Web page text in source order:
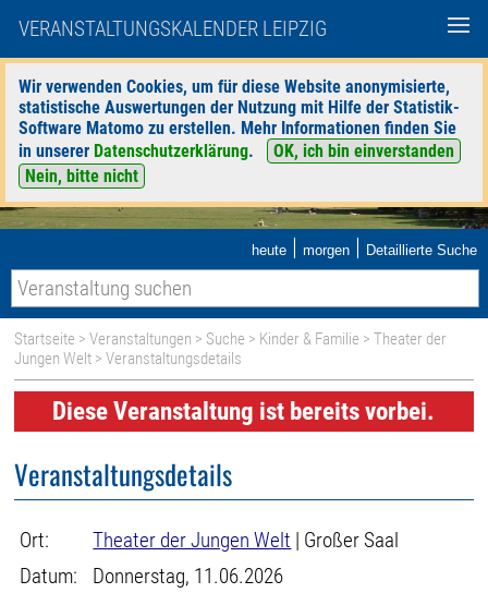
VERANSTALTUNGSKALENDER LEIPZIG
Wir verwenden Cookies, um für diese Website anonymisierte,
statistische Auswertungen der Nutzung mit Hilfe der Statistik-
Software Matomo zu erstellen. Mehr Informationen finden Sie
in unserer Datenschutzerklärung.
OK, ich bin einverstanden
Nein, bitte nicht
heute | morgen | Detaillierte Suche
Startseite >Veranstaltungen > Suche > Kinder & Familie >Theater der
Jungen Welt > Veranstaltungsdetails
Diese Veranstaltung ist bereits vorbei.
Veranstaltungsdetails
Ort: Theater der Jungen Welt | Großer Saal
Datum:
Donnerstag, 11.06.2026